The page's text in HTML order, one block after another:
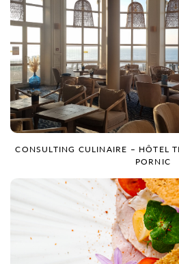
CONSULTING CULINAIRE – HÔTEL
PORNIC